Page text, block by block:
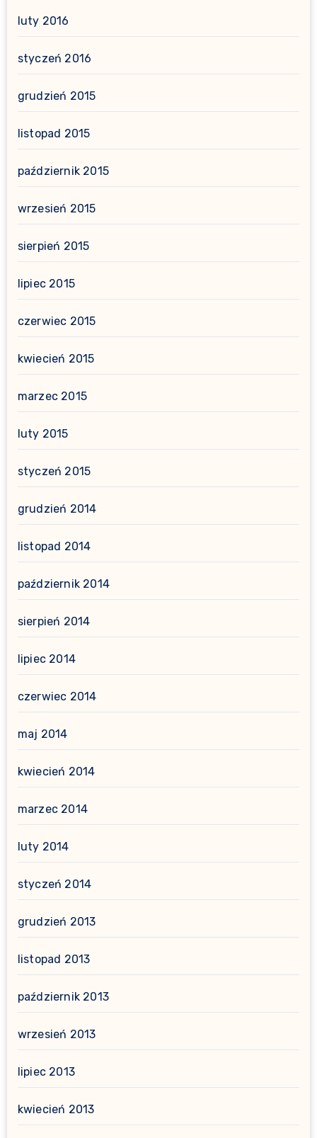
luty 2016
styczeń 2016
grudzień 2015
listopad 2015
październik 2015
wrzesień 2015
sierpień 2015
lipiec 2015
czerwiec 2015
kwiecień 2015
marzec 2015
luty 2015
styczeń 2015
grudzień 2014
listopad 2014
październik 2014
sierpień 2014
lipiec 2014
czerwiec 2014
maj 2014
kwiecień 2014
marzec 2014
luty 2014
styczeń 2014
grudzień 2013
listopad 2013
październik 2013
wrzesień 2013
lipiec 2013
kwiecień 2013